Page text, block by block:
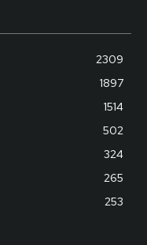
2309
1897
1514
502
324
265
253